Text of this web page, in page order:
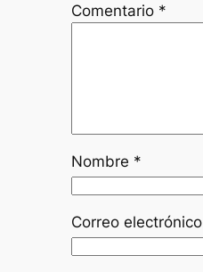
Comentario *
Nombre *
Correo electrónico